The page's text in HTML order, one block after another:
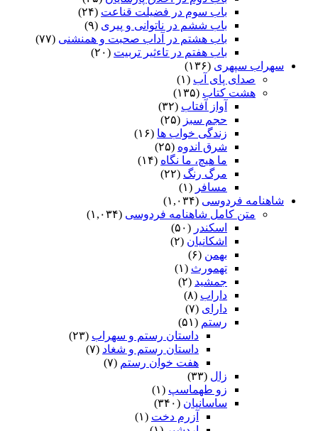
باب سوم در فضیلت قناعت (۲۴)
باب ششم در ناتوانى و پیرى (۹)
باب هشتم در آداب صحبت و همنشنى (۷۷)
باب هفتم در تاءثیر تربیت (۲۰)
سهراب سپهری (۱۳۶)
صدای پای آب (۱)
هشت کتاب (۱۳۵)
آواز آفتاب (۳۲)
حجم سبز (۲۵)
زندگی خواب ها (۱۶)
شرق اندوه (۲۵)
ما هیچ، ما نگاه (۱۴)
مرگ رنگ (۲۲)
مسافر (۱)
شاهنامه فردوسی (۱,۰۳۴)
متن کامل شاهنامه فردوسی (۱,۰۳۴)
اسکندر (۵۰)
اشکانیان (۲)
بهمن (۶)
تهمورث (۱)
جمشید (۲)
داراب (۸)
دارای (۷)
رستم (۵۱)
داستان رستم و سهراب (۲۳)
داستان رستم و شغاد (۷)
هفت خوان رستم‏ (۷)
زال (۳۳)
زو طهماسپ‏ (۱)
ساسانیان (۳۴۰)
آزرم دخت (۱)